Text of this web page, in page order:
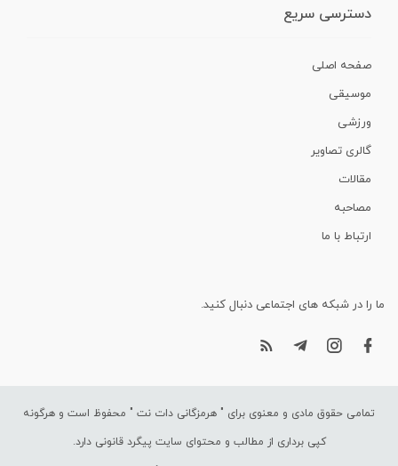
دسترسی سریع
صفحه اصلی
موسیقی
ورزشی
گالری تصاویر
مقالات
مصاحبه
ارتباط با ما
ما را در شبکه های اجتماعی دنبال کنید.
تمامی حقوق مادی و معنوی برای " هرمزگانی دات نت " محفوظ است و هرگونه
کپی برداری از مطالب و محتوای سایت پیگرد قانونی دارد.